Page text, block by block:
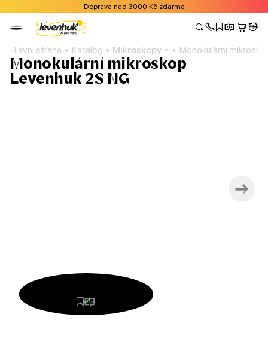
Doprava nad 3000 Kč zdarma
Hlavní strana Katalog Mikroskopy Monokulární
Monokulární mikroskop
Levenhuk 2S NG